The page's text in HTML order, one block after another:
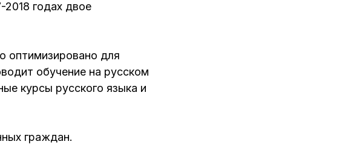
годах двое
оптимизировано для
обучение на русском
курсы русского языка и
граждан.